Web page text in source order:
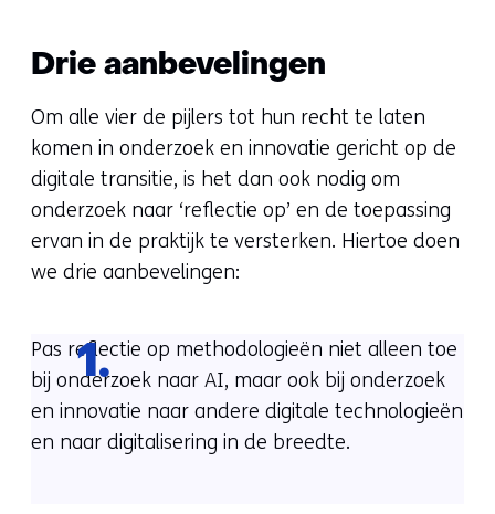
Drie aanbevelingen
Om alle vier de pijlers tot hun recht te laten
komen in onderzoek en innovatie gericht op de
digitale transitie, is het dan ook nodig om
onderzoek naar ‘reflectie op’ en de toepassing
ervan in de praktijk te versterken. Hiertoe doen
we drie aanbevelingen:
1.
Pas reflectie op methodologieën niet alleen toe
bij onderzoek naar AI, maar ook bij onderzoek
en innovatie naar andere digitale technologieën
en naar digitalisering in de breedte.